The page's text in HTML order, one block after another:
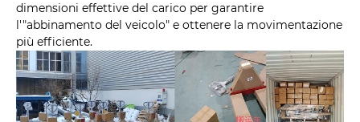
dimensioni effettive del carico per garantire
l'"abbinamento del veicolo" e ottenere la movimentazione
più efficiente.